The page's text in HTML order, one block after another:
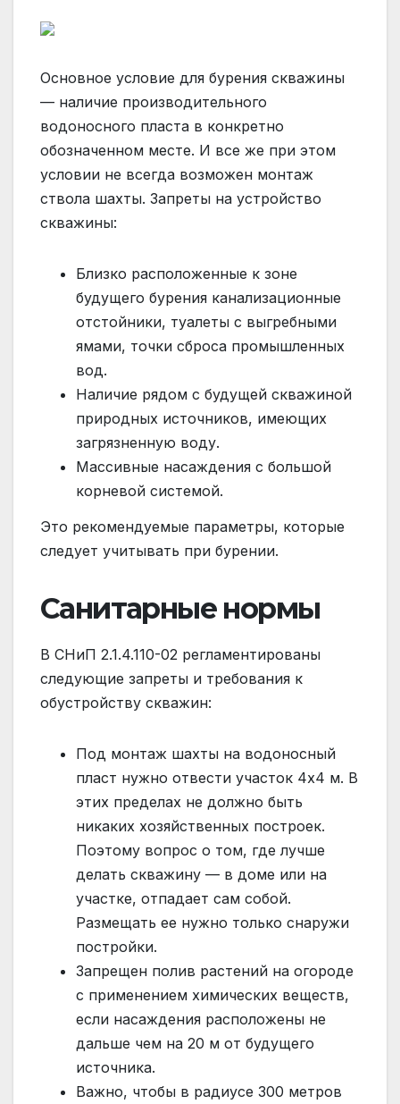
Основное условие для бурения скважины
— наличие производительного
водоносного пласта в конкретно
обозначенном месте. И все же при этом
условии не всегда возможен монтаж
ствола шахты. Запреты на устройство
скважины:
Близко расположенные к зоне
будущего бурения канализационные
отстойники, туалеты с выгребными
ямами, точки сброса промышленных
вод.
Наличие рядом с будущей скважиной
природных источников, имеющих
загрязненную воду.
Массивные насаждения с большой
корневой системой.
Это рекомендуемые параметры, которые
следует учитывать при бурении.
Санитарные нормы
В СНиП 2.1.4.110-02 регламентированы
следующие запреты и требования к
обустройству скважин:
Под монтаж шахты на водоносный
пласт нужно отвести участок 4х4 м. В
этих пределах не должно быть
никаких хозяйственных построек.
Поэтому вопрос о том, где лучше
делать скважину — в доме или на
участке, отпадает сам собой.
Размещать ее нужно только снаружи
постройки.
Запрещен полив растений на огороде
с применением химических веществ,
если насаждения расположены не
дальше чем на 20 м от будущего
источника.
Важно, чтобы в радиусе 300 метров